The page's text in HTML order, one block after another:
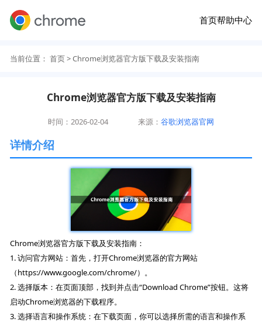
首页帮助中心
当前位置： 首页> Chrome浏览器官方版下载及安装指南
Chrome浏览器官方版下载及安装指南
时间：2026-02-04 来源：谷歌浏览器官网
详情介绍
Chrome浏览器官方版下载及安装指南：
1. 访问官方网站：首先，打开Chrome浏览器的官方网站
（https://www.google.com/chrome/）。
2. 选择版本：在页面顶部，找到并点击“Download Chrome”按钮。这将
启动Chrome浏览器的下载程序。
3. 选择语言和操作系统：在下载页面，你可以选择所需的语言和操作系